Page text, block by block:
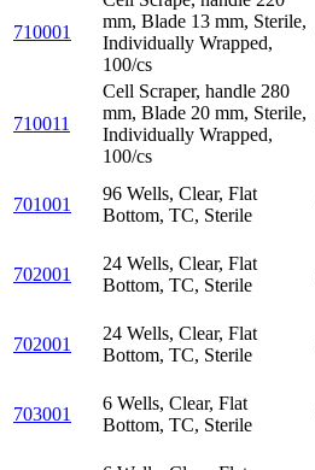
710001
mm, Blade 13 mm, Sterile,
Individually Wrapped,
100/cs
710011
Cell Scraper, handle 280
mm, Blade 20 mm, Sterile,
Individually Wrapped,
100/cs
701001
96 Wells, Clear, Flat
Bottom, TC, Sterile
702001
24 Wells, Clear, Flat
Bottom, TC, Sterile
702001
24 Wells, Clear, Flat
Bottom, TC, Sterile
703001
6 Wells, Clear, Flat
Bottom, TC, Sterile